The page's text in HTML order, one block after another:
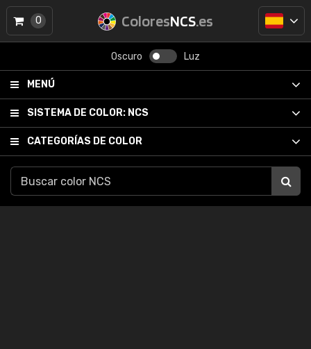
ColoresNCS.es
Oscuro Luz
MENÚ
SISTEMA DE COLOR: NCS
CATEGORÍAS DE COLOR
0